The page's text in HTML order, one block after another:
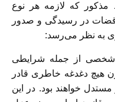
که لازمه هر نوع
در رسیدگی و صدور
به نظر می‌رسد:
از جمله شرایطی
هیچ دغدغه خاطری قادر
خواهند بود. در این